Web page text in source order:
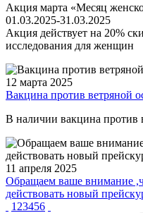
Акция марта «Месяц
01.03.2025-31.03.2025
Акция действует на 20%
исследования для женщин
12 марта 2025
Вакцина против ветряной
В наличии вакцина против
11 апреля 2025
Обращаем ваше внимание
действовать новый
1 23456